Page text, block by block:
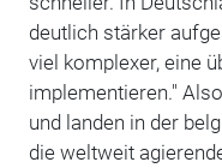
deutlich stärker
viel komplexer, eine
implementieren."
und landen in der
die weltweit